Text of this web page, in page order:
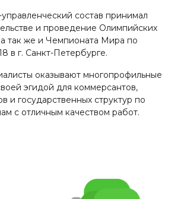
состав принимал
и проведение Олимпийских
так же и Чемпионата Мира по
в г. Санкт-Петербурге.
оказывают многопрофильные
эгидой для коммерсантов,
и государственных структур по
с отличным качеством работ.